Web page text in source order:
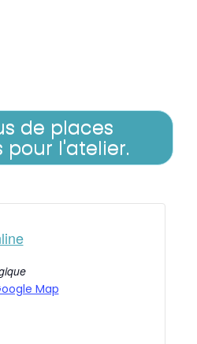
de places
pour l'atelier.
Map